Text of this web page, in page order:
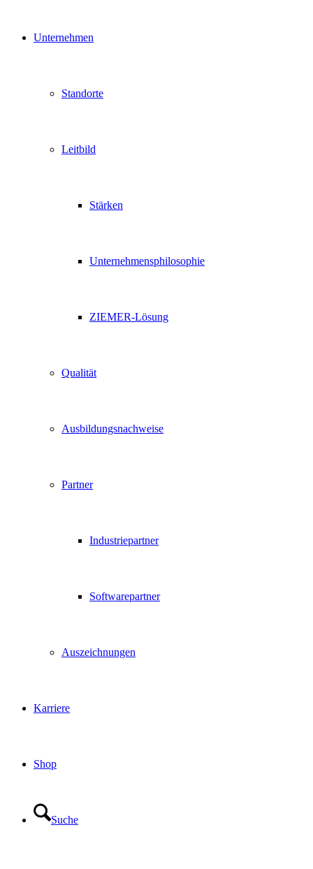
Unternehmen
Standorte
Leitbild
Stärken
Unternehmensphilosophie
ZIEMER-Lösung
Qualität
Ausbildungsnachweise
Partner
Industriepartner
Softwarepartner
Auszeichnungen
Karriere
Shop
Suche